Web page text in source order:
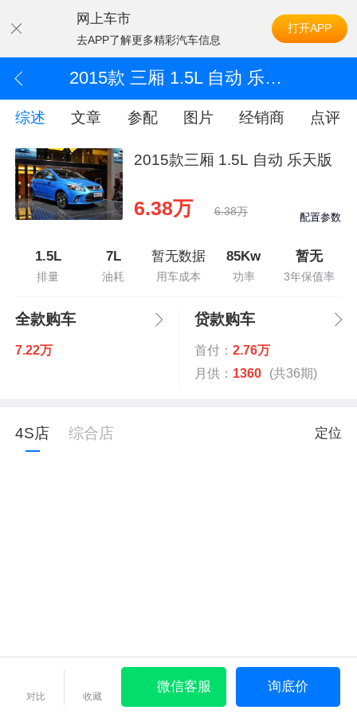
网上车市
去APP了解更多精彩汽车信息
打开APP
2015款 三厢 1.5L 自动 乐天版
综述 文章 参配 图片 经销商 点评
2015款三厢 1.5L 自动 乐天版
6.38万 6.38万 配置参数
1.5L
排量
7L
油耗
暂无数据
用车成本
85Kw
功率
暂无
3年保值率
全款购车
7.22万
贷款购车
首付： 2.76万
月供： 1360 (共36期)
4S店 综合店 定位
对比 收藏
微信客服 询底价